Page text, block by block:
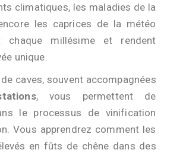
climatiques, les maladies de la
les caprices de la météo
chaque millésime et rendent
unique.
caves, souvent accompagnées
, vous permettent de
le processus de vinification
Vous apprendrez comment les
en fûts de chêne dans des